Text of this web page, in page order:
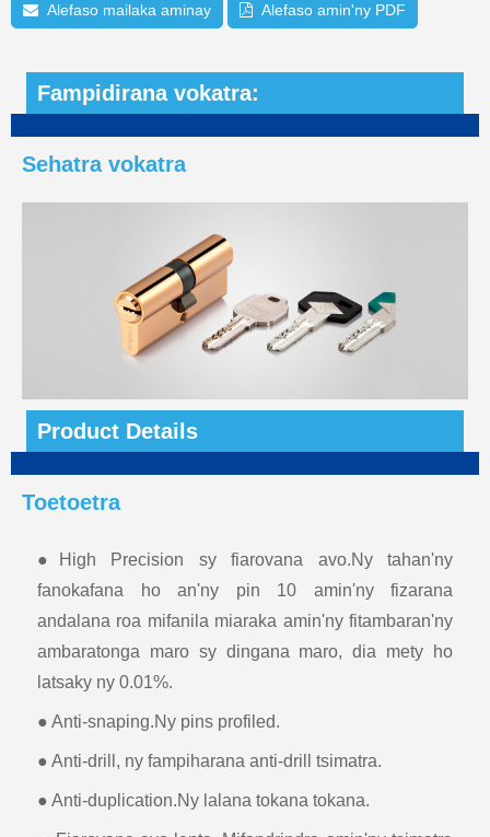
Alefaso mailaka aminay Alefaso amin'ny PDF
Fampidirana vokatra:
Sehatra vokatra
Product Details
Toetoetra
●High Precision sy fiarovana avo.Ny tahan'ny
fanokafana ho an'ny pin 10 amin'ny fizarana
andalana roa mifanila miaraka amin'ny fitambaran'ny
ambaratonga maro sy dingana maro, dia mety ho
latsaky ny 0.01%.
● Anti-snaping.Ny pins profiled.
● Anti-drill, ny fampiharana anti-drill tsimatra.
● Anti-duplication.Ny lalana tokana tokana.